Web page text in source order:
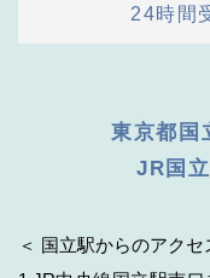
24時間
東京都国
JR国
＜ 国立駅からのアクセ